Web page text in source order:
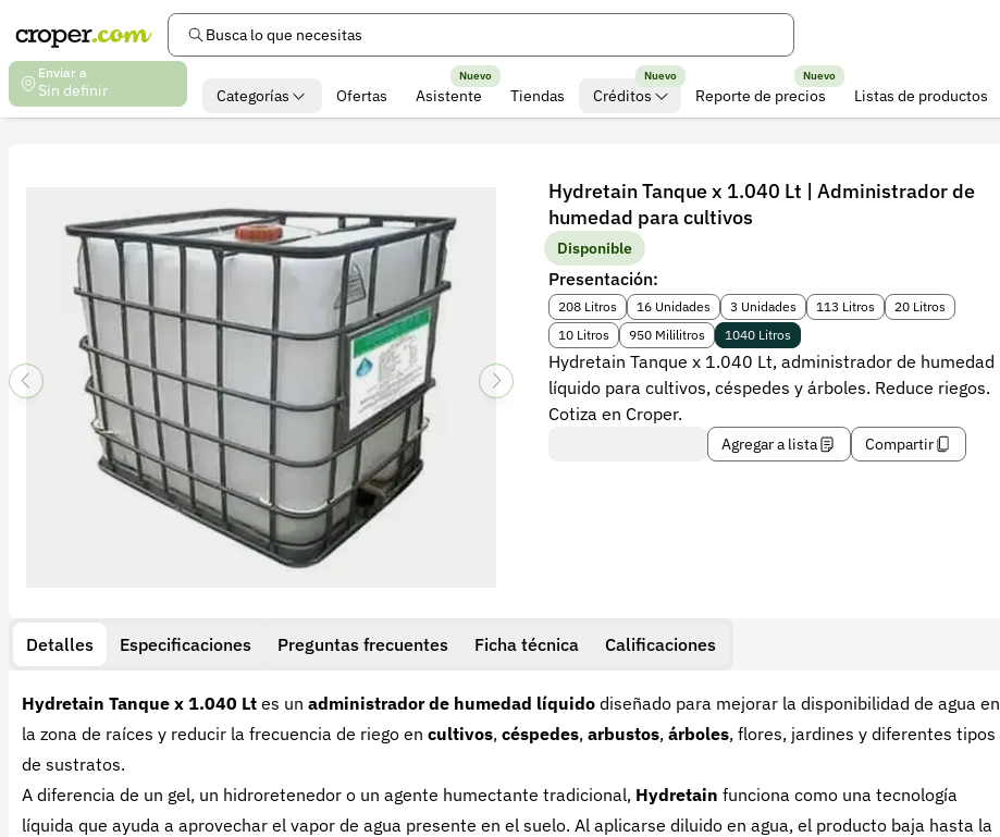
Busca lo que necesitas
Enviar a
Sin definir Categorías Ofertas Asistente
Nuevo
Tiendas Créditos
Nuevo
Reporte de precios
Nuevo
Listas de productos
Hydretain Tanque x 1.040 Lt | Administrador de
humedad para cultivos
Disponible
Presentación:
208 Litros 16 Unidades 3 Unidades 113 Litros
20 Litros
10 Litros
950 Mililitros 1040 Litros
Hydretain Tanque x 1.040 Lt, administrador de humedad
líquido para cultivos, céspedes y árboles. Reduce riegos.
Cotiza en Croper.
Agregar a lista Compartir
Detalles Especificaciones Preguntas frecuentes Ficha técnica Calificaciones
Hydretain Tanque x 1.040 Lt es un administrador de humedad líquido diseñado para mejorar la disponibilidad de agua en
la zona de raíces y reducir la frecuencia de riego en cultivos, céspedes, arbustos, árboles, flores, jardines y diferentes tipos
de sustratos.
A diferencia de un gel, un hidroretenedor o un agente humectante tradicional, Hydretain funciona como una tecnología
líquida que ayuda a aprovechar el vapor de agua presente en el suelo. Al aplicarse diluido en agua, el producto baja hasta la